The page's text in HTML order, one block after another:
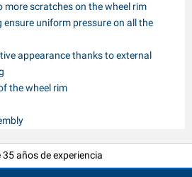
more scratches on the wheel rim
ensure uniform pressure on all the
appearance thanks to external
the wheel rim
35 años de experiencia